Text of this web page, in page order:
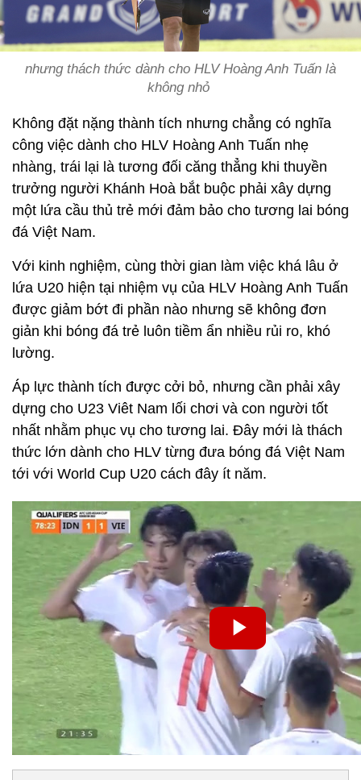
nhưng thách thức dành cho HLV Hoàng Anh Tuấn là
không nhỏ
Không đặt nặng thành tích nhưng chẳng có nghĩa
công việc dành cho HLV Hoàng Anh Tuấn nhẹ
nhàng, trái lại là tương đối căng thẳng khi thuyền
trưởng người Khánh Hoà bắt buộc phải xây dựng
một lứa cầu thủ trẻ mới đảm bảo cho tương lai bóng
đá Việt Nam.
Với kinh nghiệm, cùng thời gian làm việc khá lâu ở
lứa U20 hiện tại nhiệm vụ của HLV Hoàng Anh Tuấn
được giảm bớt đi phần nào nhưng sẽ không đơn
giản khi bóng đá trẻ luôn tiềm ẩn nhiều rủi ro, khó
lường.
Áp lực thành tích được cởi bỏ, nhưng cần phải xây
dựng cho U23 Viêt Nam lối chơi và con người tốt
nhất nhằm phục vụ cho tương lai. Đây mới là thách
thức lớn dành cho HLV từng đưa bóng đá Việt Nam
tới với World Cup U20 cách đây ít năm.